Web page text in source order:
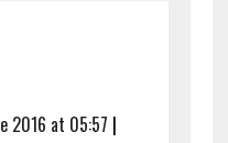
2016 at 05:57 |